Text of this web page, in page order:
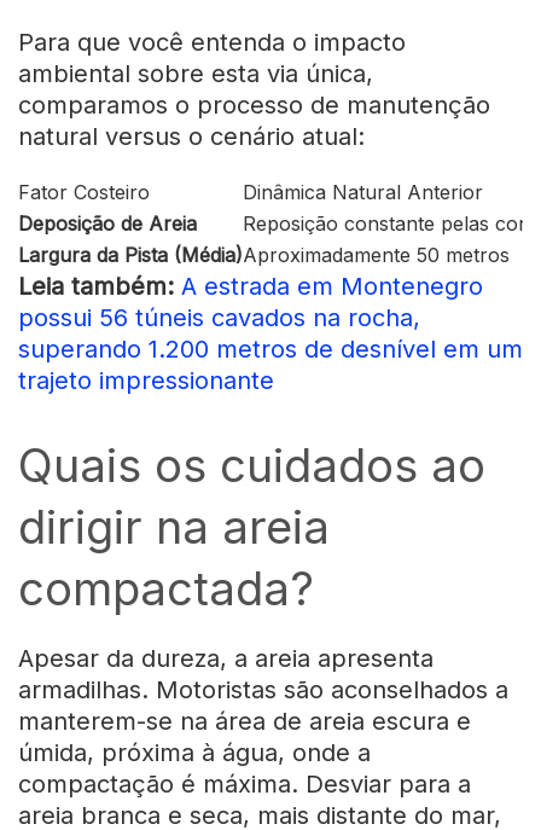
Para que você entenda o impacto
ambiental sobre esta via única,
comparamos o processo de manutenção
natural versus o cenário atual:
Fator Costeiro
Dinâmica Natural Anterior
Deposição de Areia
Reposição constante pelas
Largura da Pista (Média)Aproximadamente 50 metros
Leia também: A estrada em Montenegro
possui 56 túneis cavados na rocha,
superando 1.200 metros de desnível em um
trajeto impressionante
Quais os cuidados ao
dirigir na areia
compactada?
Apesar da dureza, a areia apresenta
armadilhas. Motoristas são aconselhados a
manterem-se na área de areia escura e
úmida, próxima à água, onde a
compactação é máxima. Desviar para a
areia branca e seca, mais distante do mar,